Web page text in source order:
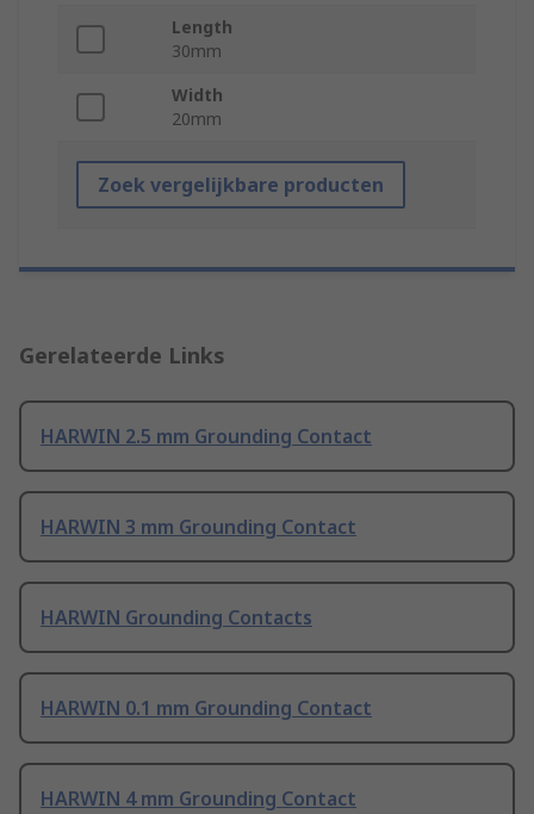
Length
30mm
Width
20mm
Zoek vergelijkbare producten
Gerelateerde Links
HARWIN 2.5 mm Grounding Contact
HARWIN 3 mm Grounding Contact
HARWIN Grounding Contacts
HARWIN 0.1 mm Grounding Contact
HARWIN 4 mm Grounding Contact